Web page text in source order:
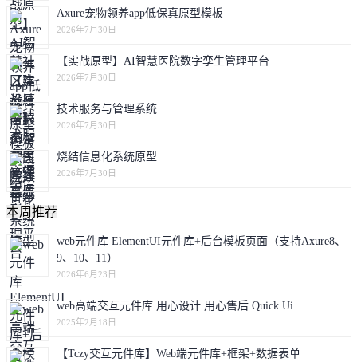
Axure宠物领养app低保真原型模板
2026年7月30日
【实战原型】AI智慧医院数字孪生管理平台
2026年7月30日
技术服务与管理系统
2026年7月30日
烧结信息化系统原型
2026年7月30日
本周推荐
web元件库 ElementUI元件库+后台模板页面（支持Axure8、
9、10、11）
2026年6月23日
web高端交互元件库 用心设计 用心售后 Quick Ui
2025年2月18日
【Tczy交互元件库】Web端元件库+框架+数据表单